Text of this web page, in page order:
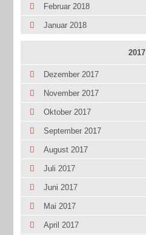
Februar 2018
Januar 2018
2017
Dezember 2017
November 2017
Oktober 2017
September 2017
August 2017
Juli 2017
Juni 2017
Mai 2017
April 2017